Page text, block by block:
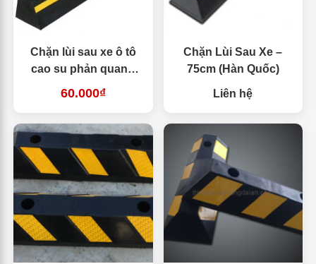
Chặn lùi sau xe ô tô
cao su phản quang
1000mm (Hàn Quốc)
60.000₫
Chặn Lùi Sau Xe –
75cm (Hàn Quốc)
Liên hệ